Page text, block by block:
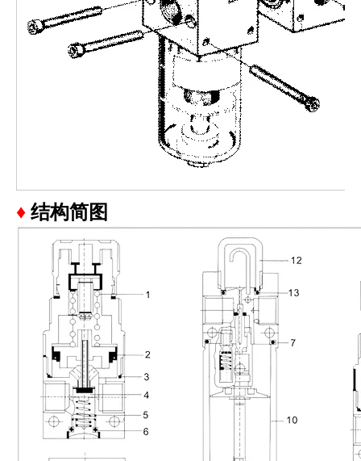
♦ 结构简图